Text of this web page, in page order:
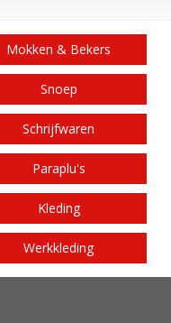
Mokken & Bekers
Snoep
Schrijfwaren
Paraplu's
Kleding
Werkkleding